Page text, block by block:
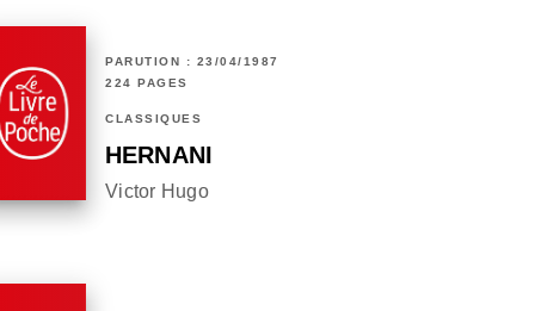
PARUTION : 23/04/1987
224 PAGES
CLASSIQUES
HERNANI
Victor Hugo